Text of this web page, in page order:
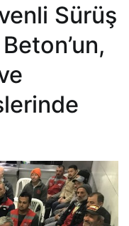
Sürüş